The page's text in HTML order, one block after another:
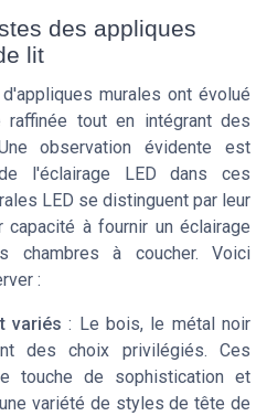
des appliques
lit
murales ont évolué
tout en intégrant des
observation évidente est
l'éclairage LED dans ces
LED se distinguent par leur
à fournir un éclairage
chambres à coucher. Voici
:
variés : Le bois, le métal noir
des choix privilégiés. Ces
touche de sophistication et
variété de styles de tête de